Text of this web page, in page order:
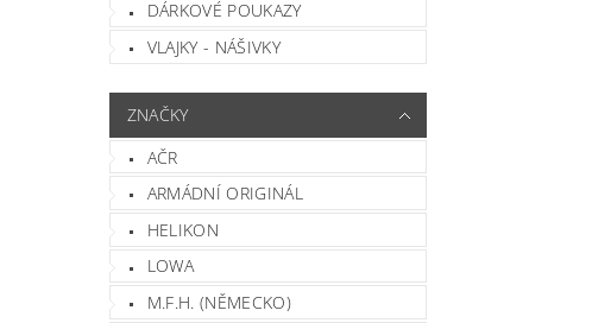
DÁRKOVÉ POUKAZY
VLAJKY - NÁŠIVKY
ZNAČKY
AČR
ARMÁDNÍ ORIGINÁL
HELIKON
LOWA
M.F.H. (NĚMECKO)